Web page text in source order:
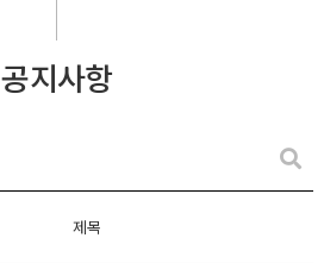
공지사항
제목